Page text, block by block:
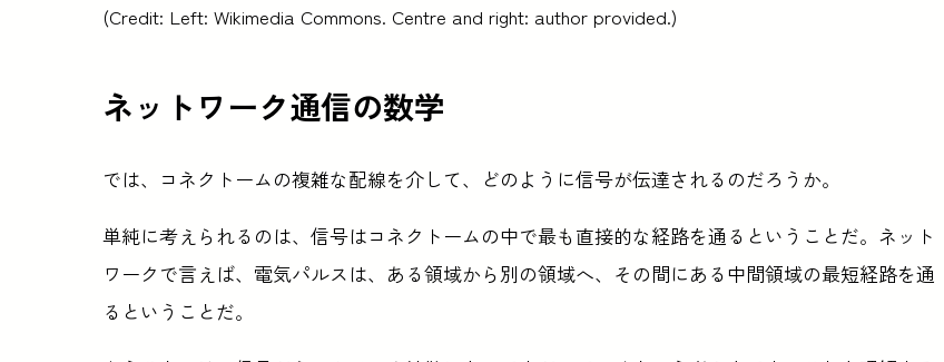
(Credit: Left: Wikimedia Commons. Centre and right: author provided.)
ネットワーク通信の数学
では、コネクトームの複雑な配線を介して、どのように信号が伝達されるのだろうか。
単純に考えられるのは、信号はコネクトームの中で最も直接的な経路を通るということだ。ネット
ワークで言えば、電気パルスは、ある領域から別の領域へ、その間にある中間領域の最短経路を通
るということだ。